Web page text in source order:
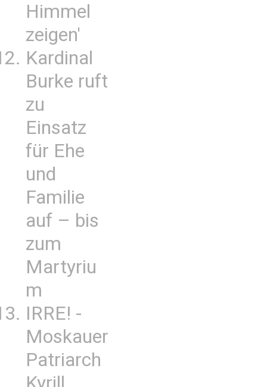
Himmel
zeigen'
Kardinal
Burke ruft
zu
Einsatz
für Ehe
und
Familie
auf – bis
zum
Martyriu
m
IRRE! -
Moskauer
Patriarch